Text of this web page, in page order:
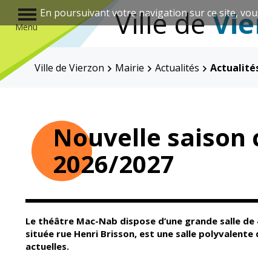
Menu
Ville de
Mairie
Élus
Enfance
Ville de Vierzon Mairie Actualités
Nouvelle
2026/2027
Le théâtre Mac-Nab dispose d’une grande salle
située rue Henri Brisson, est une salle
actuelles.
En poursuivant votre navigation sur ce site,